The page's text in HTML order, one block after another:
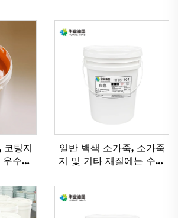
코팅지
수한
다.
일반 백색 소가죽, 소가죽
지 및 기타 재질에는 수성
에 매우 적합합니다.